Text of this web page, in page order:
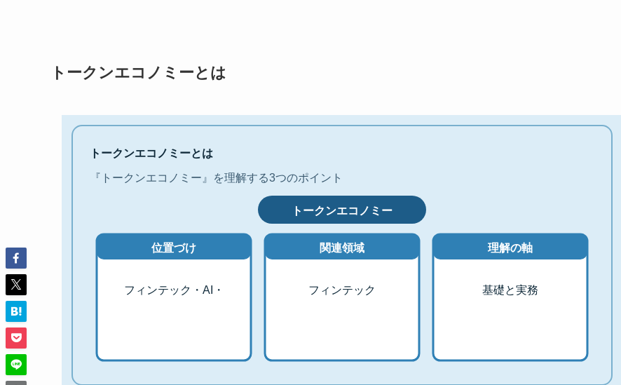
トークンエコノミーとは
トークンエコノミーとは
『トークンエコノミー』を理解する3つのポイント
トークンエコノミー
位置づけ
フィンテック・AI・
関連領域
フィンテック
理解の軸
基礎と実務